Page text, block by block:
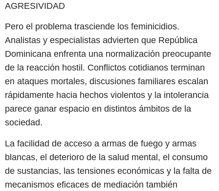
AGRESIVIDAD
Pero el problema trasciende los feminicidios.
Analistas y especialistas advierten que República
Dominicana enfrenta una normalización preocupante
de la reacción hostil. Conflictos cotidianos terminan
en ataques mortales, discusiones familiares escalan
rápidamente hacia hechos violentos y la intolerancia
parece ganar espacio en distintos ámbitos de la
sociedad.
La facilidad de acceso a armas de fuego y armas
blancas, el deterioro de la salud mental, el consumo
de sustancias, las tensiones económicas y la falta de
mecanismos eficaces de mediación también